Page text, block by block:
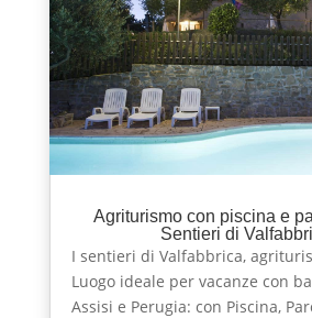
Agriturismo con piscina e
Sentieri di
I sentieri di Valfabbrica,
Luogo ideale per vacanze con
Assisi e Perugia: con Piscina,